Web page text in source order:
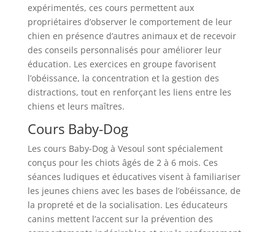
expérimentés, ces cours permettent aux
propriétaires d’observer le comportement de leur
chien en présence d’autres animaux et de recevoir
des conseils personnalisés pour améliorer leur
éducation. Les exercices en groupe favorisent
l’obéissance, la concentration et la gestion des
distractions, tout en renforçant les liens entre les
chiens et leurs maîtres.
Cours Baby-Dog
Les cours Baby-Dog à Vesoul sont spécialement
conçus pour les chiots âgés de 2 à 6 mois. Ces
séances ludiques et éducatives visent à familiariser
les jeunes chiens avec les bases de l’obéissance, de
la propreté et de la socialisation. Les éducateurs
canins mettent l’accent sur la prévention des